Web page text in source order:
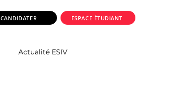
CANDIDATER ESPACE ÉTUDIANT
Actualité ESIV